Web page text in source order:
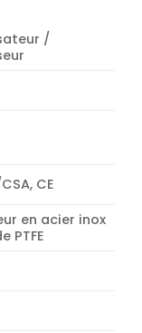
/
CE
en acier inox
PTFE